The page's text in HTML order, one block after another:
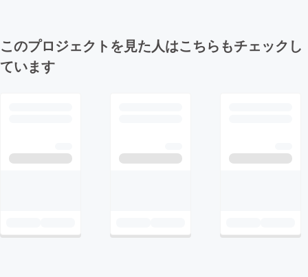
このプロジェクトを見た人はこちらもチェックし
ています